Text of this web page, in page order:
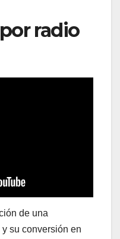
radio
de una
su conversión en